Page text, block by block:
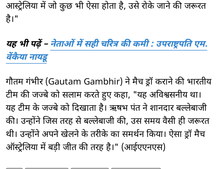
आस्ट्रेलिया में जो कुछ भी ऐसा होता है, उसे रोके जाने की जरूरत
है।"
यह भी पढ़ें – नेताओं में सही चरित्र की कमी : उपराष्ट्रपति एम.
वेंकैया नायडू
गौतम गंभीर (Gautam Gambhir) ने मैच ड्रॉ कराने की भारतीय
टीम की जज्बे को सलाम करते हुए कहा, "यह अविश्वसनीय था।
यह टीम के जज्बे को दिखाता है। ऋषभ पंत ने शानदार बल्लेबाजी
की। उन्होंने जिस तरह से बल्लेबाजी की, उस समय वैसी ही जरूरत
थी। उन्होंने अपने खेलने के तरीके का समर्थन किया। ऐसा ड्रॉ मैच
ऑस्ट्रेलिया में बड़ी जीत की तरह है।" (आईएएनएस)